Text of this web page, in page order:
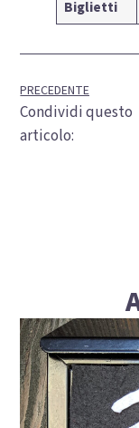
Biglietti
PRECEDENTE
Condividi questo
articolo: